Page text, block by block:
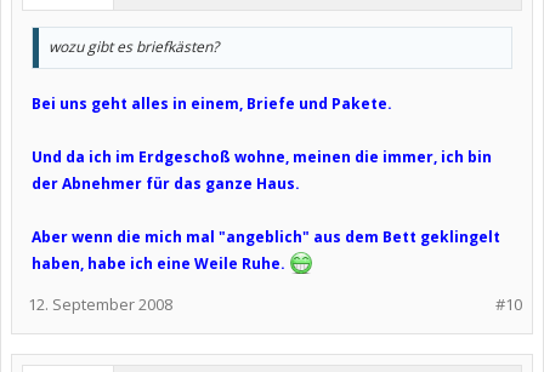
wozu gibt es briefkästen?
Bei uns geht alles in einem, Briefe und Pakete.
Und da ich im Erdgeschoß wohne, meinen die immer, ich bin
der Abnehmer für das ganze Haus.
Aber wenn die mich mal "angeblich" aus dem Bett geklingelt
haben, habe ich eine Weile Ruhe.
#10
12. September 2008